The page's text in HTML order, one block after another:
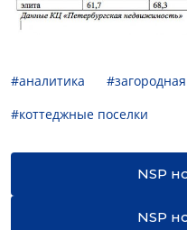
#аналитика
#коттеджные поселки
NSP
NSP